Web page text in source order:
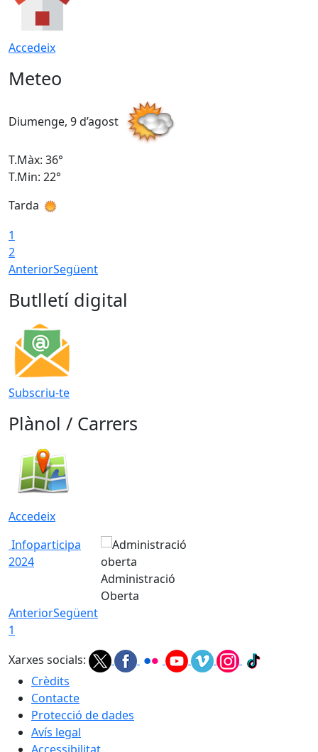
Accedeix
Meteo
Diumenge, 9 d’agost
T.Màx: 36°
T.Min: 22°
Tarda
1
2
AnteriorSegüent
Butlletí digital
Subscriu-te
Plànol / Carrers
Accedeix
Infoparticipa
2024
Administració
Oberta
AnteriorSegüent
1
Xarxes socials:
Crèdits
Contacte
Protecció de dades
Avís legal